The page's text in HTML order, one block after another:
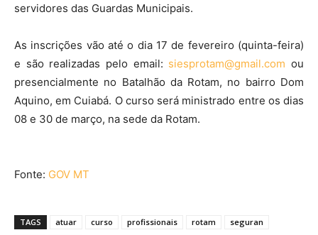
servidores das Guardas Municipais.
As inscrições vão até o dia 17 de fevereiro (quinta-feira)
e são realizadas pelo email: siesprotam@gmail.com ou
presencialmente no Batalhão da Rotam, no bairro Dom
Aquino, em Cuiabá. O curso será ministrado entre os dias
08 e 30 de março, na sede da Rotam.
Fonte: GOV MT
TAGS atuar curso profissionais rotam
seguran